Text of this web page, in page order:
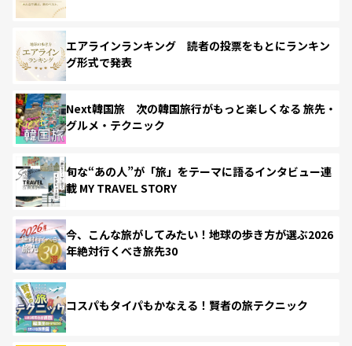
エアラインランキング 読者の投票をもとにランキン
グ形式で発表
Next韓国旅 次の韓国旅行がもっと楽しくなる 旅先・
グルメ・テクニック
旬な“あの人”が「旅」をテーマに語るインタビュー連
載 MY TRAVEL STORY
今、こんな旅がしてみたい！地球の歩き方が選ぶ2026
年絶対行くべき旅先30
コスパもタイパもかなえる！賢者の旅テクニック